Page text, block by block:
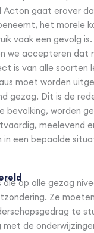
Acton gaat erover
het morele
vaak een gevolg
we accepteren dat
is van alle soorten
moet worden
gezag. Dit is de
bevolking, worden
meelevend
een bepaalde
die op alle gezag
Ze
te
de